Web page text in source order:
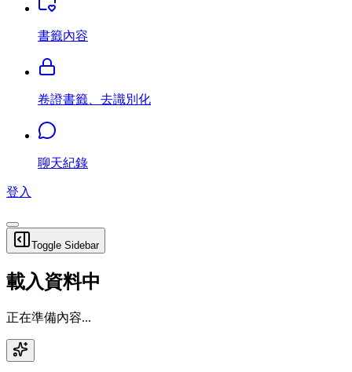
書籤內容
卷證書籤、去識別化
聊天紀錄
登入
Toggle Sidebar
載入資料中
正在準備內容...